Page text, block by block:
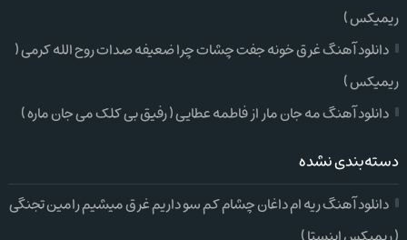
ریمیکس )
دانلود آهنگ غرق خونه جفت چشات چرا ضعیفه صدات روح الله کرمی (
ریمیکس )
دانلود آهنگ مه جان مار از فاطمه عطایی ( رفیق بی کلک می جان ماره )
دسته‌بندی نشده
دانلود آهنگ ریه ام داغان چشام کم سو داریم غرق میشیم رامین تجنگی